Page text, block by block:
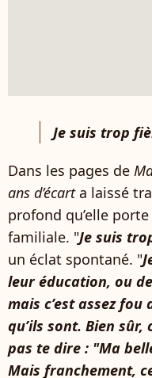
Je suis trop
Dans les pages de
ans d’écarta laissé
profond qu’elle
familiale. "Je suis
un éclat spontané. "
leur éducation, ou
mais c’est assez fou
qu’ils sont. Bien
pas te dire : "Ma
Mais franchement,